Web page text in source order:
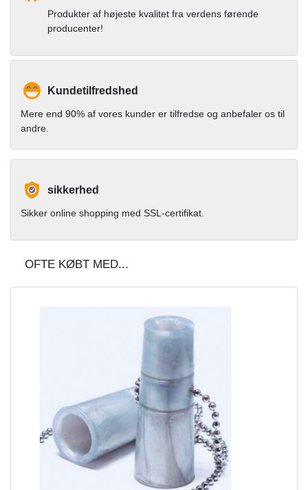
Produkter af højeste kvalitet fra verdens førende
producenter!
Kundetilfredshed
Mere end 90% af vores kunder er tilfredse og anbefaler os til
andre.
sikkerhed
Sikker online shopping med SSL-certifikat.
OFTE KØBT MED...